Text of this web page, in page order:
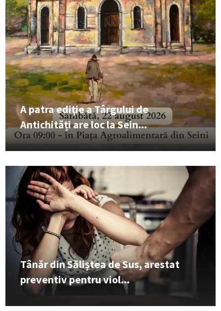
A patra ediție a Târgului de
Antichități are loc la Sein...
Tânăr din Săliștea de Sus, arestat
preventiv pentru viol...